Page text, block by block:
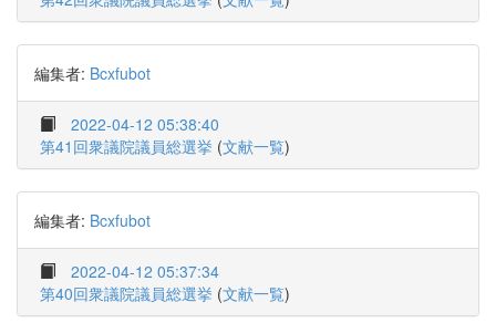
編集者: Bcxfubot
2022-04-12 05:38:40
第41回衆議院議員総選挙 (文献一覧)
編集者: Bcxfubot
2022-04-12 05:37:34
第40回衆議院議員総選挙 (文献一覧)